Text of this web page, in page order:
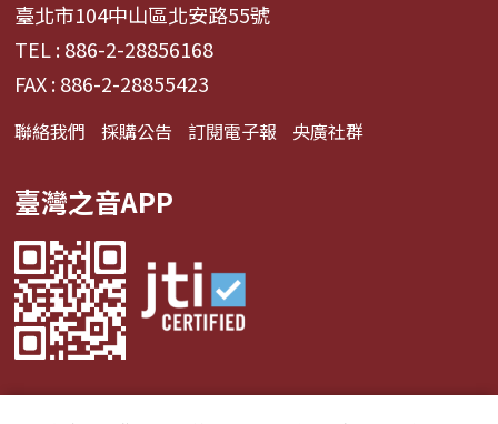
臺北市104中山區北安路55號
TEL : 886-2-28856168
FAX : 886-2-28855423
聯絡我們 採購公告 訂閱電子報 央廣社群
臺灣之音APP